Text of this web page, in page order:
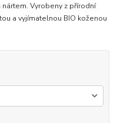
Vyrobeny z přírodní
a vyjímatelnou BIO koženou